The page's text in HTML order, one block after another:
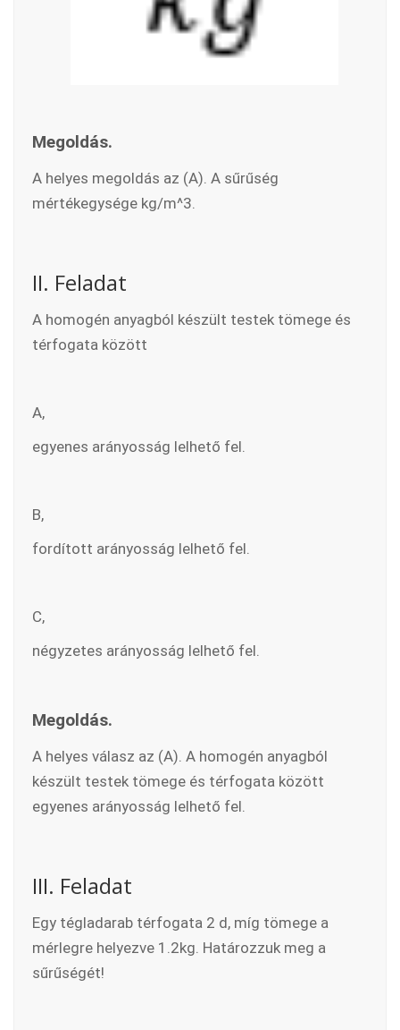
Megoldás.
A helyes megoldás az (A). A sűrűség
mértékegysége kg/m^3.
II. Feladat
A homogén anyagból készült testek tömege és
térfogata között
A,
egyenes arányosság lelhető fel.
B,
fordított arányosság lelhető fel.
C,
négyzetes arányosság lelhető fel.
Megoldás.
A helyes válasz az (A). A homogén anyagból
készült testek tömege és térfogata között
egyenes arányosság lelhető fel.
III. Feladat
Egy tégladarab térfogata 2 d, míg tömege a
mérlegre helyezve 1.2kg. Határozzuk meg a
sűrűségét!